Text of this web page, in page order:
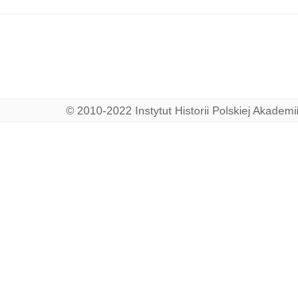
© 2010-2022 Instytut Historii Polskiej